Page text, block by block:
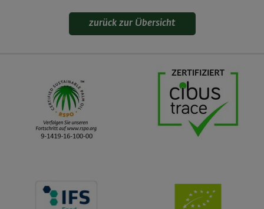
zurück zur Übersicht